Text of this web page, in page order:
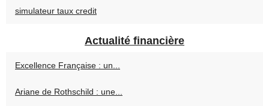
simulateur taux credit
Actualité financière
Excellence Française : un...
Ariane de Rothschild : une...